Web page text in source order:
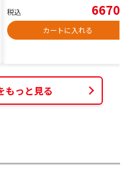
税込 6670
カートに入れる
もっと見る